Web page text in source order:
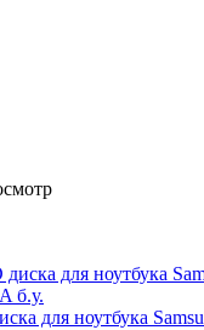
для ноутбука